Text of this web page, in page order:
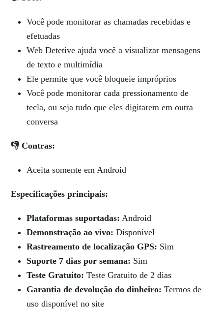
Você pode monitorar as chamadas recebidas e
efetuadas
Web Detetive ajuda você a visualizar mensagens
de texto e multimídia
Ele permite que você bloqueie impróprios
Você pode monitorar cada pressionamento de
tecla, ou seja tudo que eles digitarem em outra
conversa
👎 Contras:
Aceita somente em Android
Especificações principais:
Plataformas suportadas: Android
Demonstração ao vivo: Disponível
Rastreamento de localização GPS: Sim
Suporte 7 dias por semana: Sim
Teste Gratuito: Teste Gratuito de 2 dias
Garantia de devolução do dinheiro: Termos de
uso disponível no site